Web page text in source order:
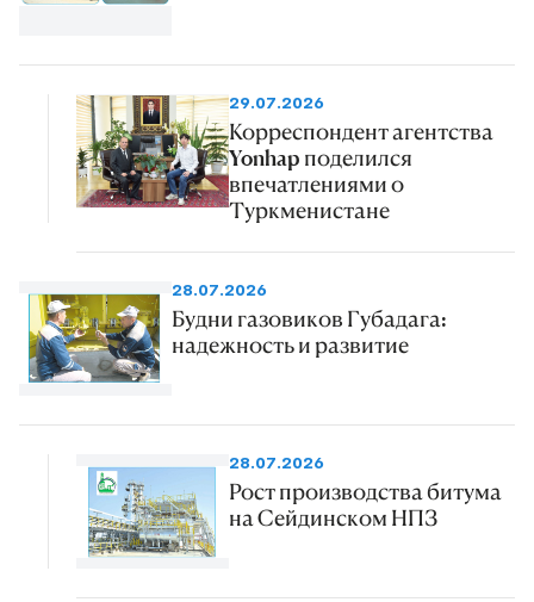
29.07.2026
Корреспондент агентства
Yonhap поделился
впечатлениями о
Туркменистане
28.07.2026
Будни газовиков Губадага:
надежность и развитие
28.07.2026
Рост производства битума
на Сейдинском НПЗ